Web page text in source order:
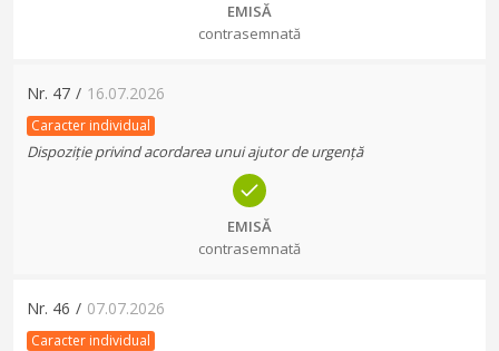
EMISĂ
contrasemnată
Nr. 47 / 16.07.2026
Caracter individual
Dispoziție privind acordarea unui ajutor de urgență
EMISĂ
contrasemnată
Nr. 46 / 07.07.2026
Caracter individual